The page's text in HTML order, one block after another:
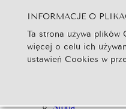
Szukaj...
Strona Główna
Newsy
Środa
INFORMACJE O
Ta strona używa plików
więcej o celu ich
ustawień Cookies w